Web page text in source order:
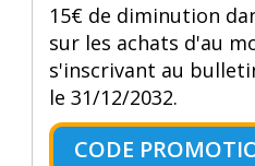
15€ de diminution
sur les achats d'au
s'inscrivant au
le 31/12/2032.
CODE